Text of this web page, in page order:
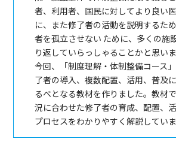
者、利用者、国民に対してより良い
に、また修了者の活動を説明するた
者を孤立させない ために、多くの施
り返していらっしゃることかと思いま
今回、「制度理解・体制整備コース
了者の導入、複数配置、活用、普及
るべとなる教材を作りました。教材
況に合わせた修了者の育成、配置、
プロセスをわかりやすく解説していま